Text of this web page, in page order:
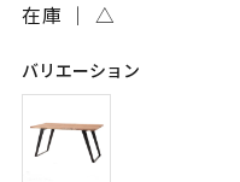
在庫 ｜ △
バリエーション